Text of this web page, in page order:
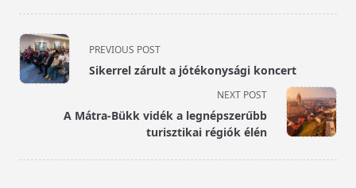
<span
class="nav-
subtitle
PREVIOUS POST
Sikerrel zárult a jótékonysági koncert
NEXT POST
A Mátra-Bükk vidék a legnépszerűbb
turisztikai régiók élén